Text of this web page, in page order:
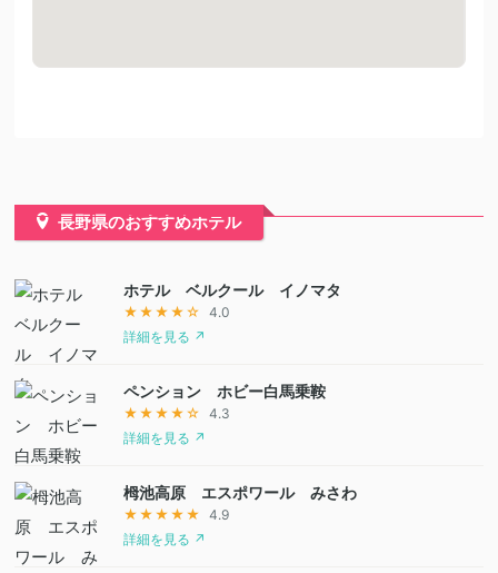
長野県のおすすめホテル
ホテル ベルクール イノマタ
★★★★☆
4.0
詳細を見る ↗
ペンション ホビー白馬乗鞍
★★★★☆
4.3
詳細を見る ↗
栂池高原 エスポワール みさわ
★★★★★
4.9
詳細を見る ↗